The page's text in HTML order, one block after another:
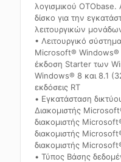
λογισμικού OTObase.
δίσκο για την
λειτουργικών
• Λειτουργικό
Microsoft® Windows®
έκδοση Starter των
Windows® 8 και 8.1
εκδόσεις RT
• Εγκατάσταση
Διακομιστής
διακομιστής
διακομιστής
διακομιστής
• Τύπος Βάσης